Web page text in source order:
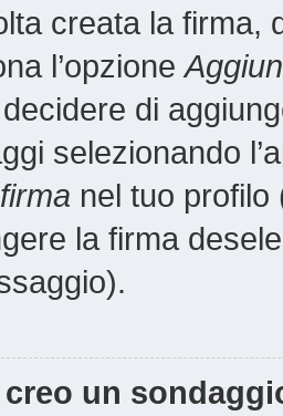
creata la firma,
l’opzione
di
selezionando
nel tuo
la firma
creo un